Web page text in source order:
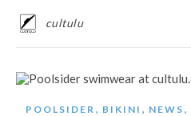
cultulu
POOLSIDER , BIKINI , NEWS ,